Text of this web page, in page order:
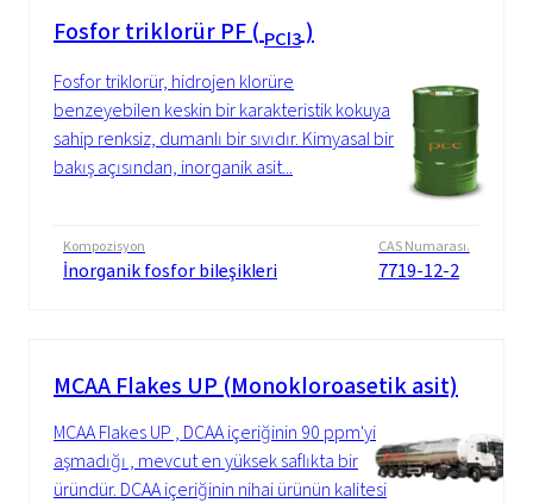
Fosfor triklorür PF ( PCl3 )
Fosfor triklorür, hidrojen klorüre
benzeyebilen keskin bir karakteristik kokuya
sahip renksiz, dumanlı bir sıvıdır. Kimyasal bir
bakış açısından, inorganik asit...
Kompozisyon
İnorganik fosfor bileşikleri
CAS Numarası.
7719-12-2
MCAA Flakes UP (Monokloroasetik asit)
MCAA Flakes UP , DCAA içeriğinin 90 ppm'yi
aşmadığı , mevcut en yüksek saflıkta bir
üründür. DCAA içeriğinin nihai ürünün kalitesi